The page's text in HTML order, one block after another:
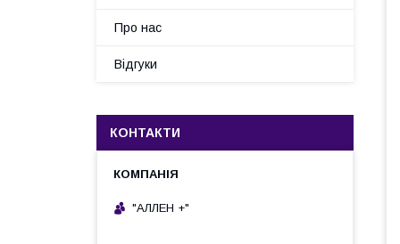
Про нас
Відгуки
КОНТАКТИ
"АЛЛЕН +"